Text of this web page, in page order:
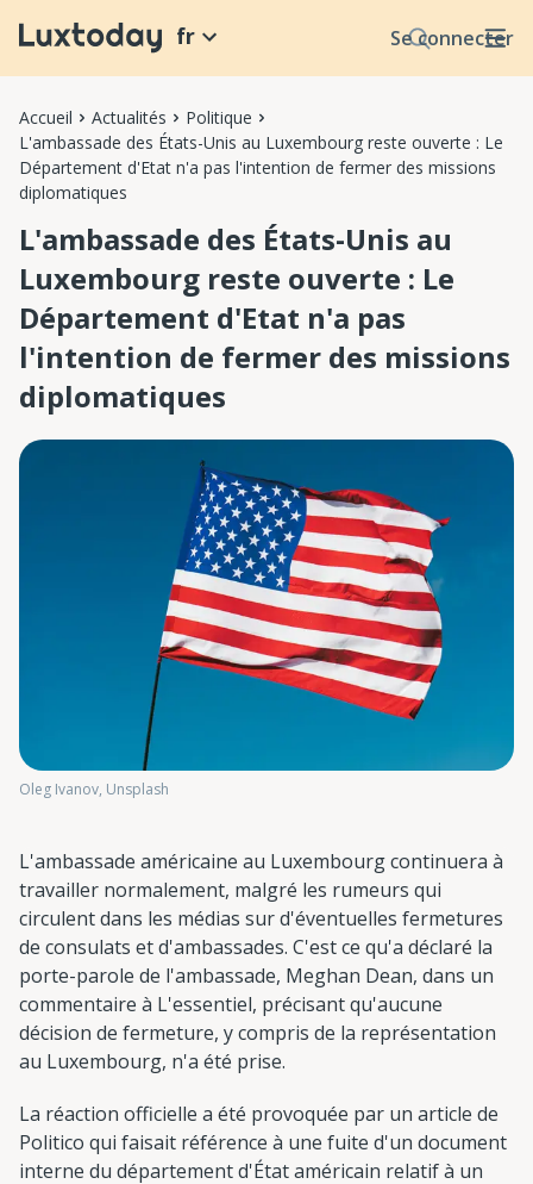
Se connecter
fr
Accueil Actualités
Politique
L'ambassade des États-Unis au Luxembourg reste ouverte : Le
Département d'Etat n'a pas l'intention de fermer des missions
diplomatiques
L'ambassade des États-Unis au
Luxembourg reste ouverte : Le
Département d'Etat n'a pas
l'intention de fermer des missions
diplomatiques
Oleg Ivanov, Unsplash
L'ambassade américaine au Luxembourg continuera à
travailler normalement, malgré les rumeurs qui
circulent dans les médias sur d'éventuelles fermetures
de consulats et d'ambassades. C'est ce qu'a déclaré la
porte-parole de l'ambassade, Meghan Dean, dans un
commentaire à L'essentiel, précisant qu'aucune
décision de fermeture, y compris de la représentation
au Luxembourg, n'a été prise.
La réaction officielle a été provoquée par un article de
Politico qui faisait référence à une fuite d'un document
interne du département d'État américain relatif à un